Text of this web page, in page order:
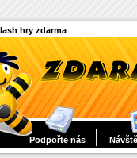
hry zdarma
Podpořte nás